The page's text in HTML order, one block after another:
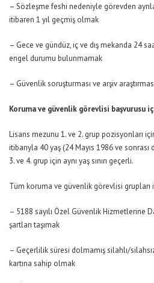
– Sözleşme feshi nedeniyle görevden
itibaren 1 yıl geçmiş olmak
– Gece ve gündüz, iç ve dış mekanda 24
engel durumu bulunmamak
– Güvenlik soruşturması ve arşiv
Koruma ve güvenlik görevlisi başvurusu
Lisans mezunu 1. ve 2. grup pozisyonları
itibarıyla 40 yaş (24 Mayıs 1986 ve
3. ve 4. grup için aynı yaş sınırı geçerli.
Tüm koruma ve güvenlik görevlisi grupları
– 5188 sayılı Özel Güvenlik Hizmetlerine
şartları taşımak
– Geçerlilik süresi dolmamış silahlı/
kartına sahip olmak